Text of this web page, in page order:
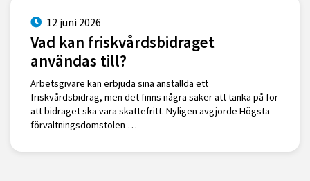
12 juni 2026
Vad kan friskvårdsbidraget
användas till?
Arbetsgivare kan erbjuda sina anställda ett
friskvårdsbidrag, men det finns några saker att tänka på för
att bidraget ska vara skattefritt. Nyligen avgjorde Högsta
förvaltningsdomstolen …